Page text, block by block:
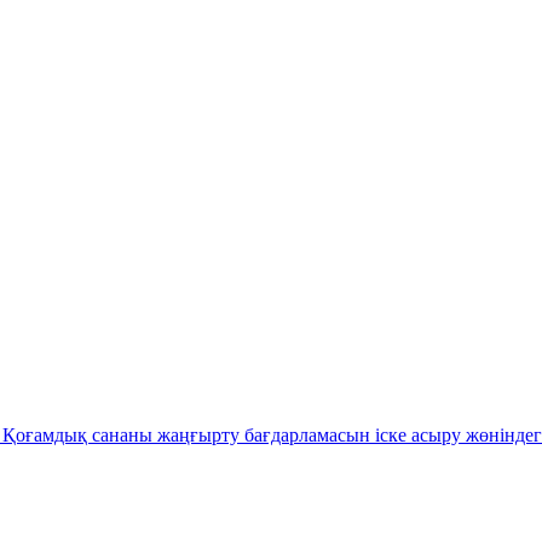
сананы жаңғырту бағдарламасын іске асыру